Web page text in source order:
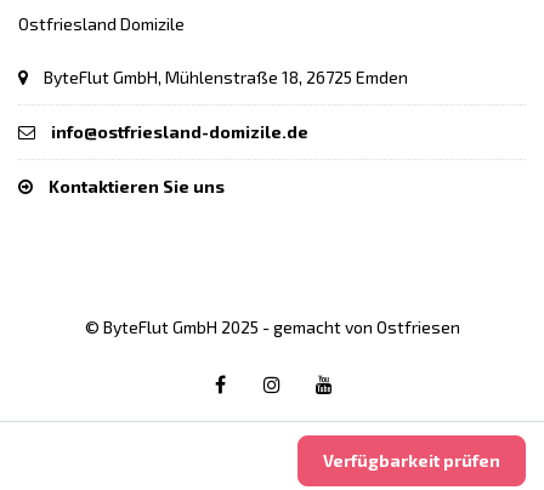
Verfügbarkeit prüfen
Ostfriesland Domizile
ByteFlut GmbH, Mühlenstraße 18, 26725 Emden
info@ostfriesland-domizile.de
Kontaktieren Sie uns
© ByteFlut GmbH 2025 - gemacht von Ostfriesen